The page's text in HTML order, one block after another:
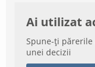
Ai utilizat
Spune-ți
unei decizii